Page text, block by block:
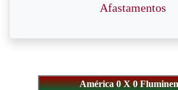
Afastamentos